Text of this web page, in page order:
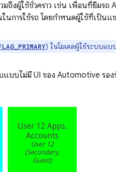
มถึงผู้ใช้ชั่วคราว เช่น เพื่อนที่ยืมร
นการใช้รถ โดยกำหนดผู้ใช้ที่เป็น
) ในโมเดลผู้ใช้ระบบแ
บไม่มี UI ของ Automotive รอง